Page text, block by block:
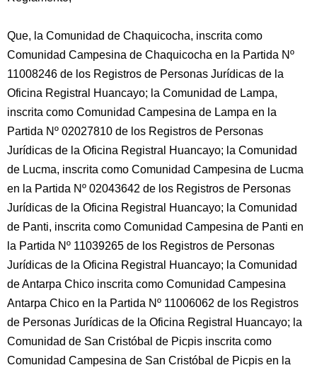
Que, la Comunidad de Chaquicocha, inscrita como
Comunidad Campesina de Chaquicocha en la Partida Nº
11008246 de los Registros de Personas Jurídicas de la
Oficina Registral Huancayo; la Comunidad de Lampa,
inscrita como Comunidad Campesina de Lampa en la
Partida Nº 02027810 de los Registros de Personas
Jurídicas de la Oficina Registral Huancayo; la Comunidad
de Lucma, inscrita como Comunidad Campesina de Lucma
en la Partida Nº 02043642 de los Registros de Personas
Jurídicas de la Oficina Registral Huancayo; la Comunidad
de Panti, inscrita como Comunidad Campesina de Panti en
la Partida Nº 11039265 de los Registros de Personas
Jurídicas de la Oficina Registral Huancayo; la Comunidad
de Antarpa Chico inscrita como Comunidad Campesina
Antarpa Chico en la Partida Nº 11006062 de los Registros
de Personas Jurídicas de la Oficina Registral Huancayo; la
Comunidad de San Cristóbal de Picpis inscrita como
Comunidad Campesina de San Cristóbal de Picpis en la